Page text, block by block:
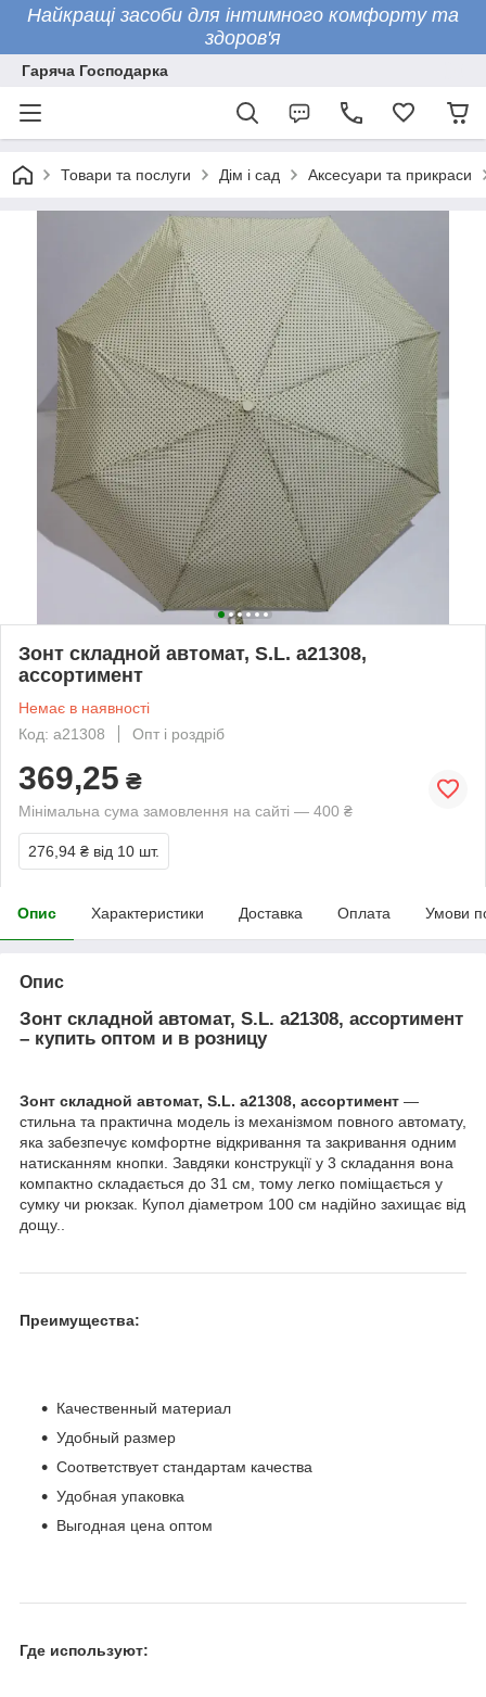
Найкращі засоби для інтимного комфорту та
здоров'я
Гаряча Господарка
Товари та послуги Дім і сад Аксесуари та прикраси
Зонт складной автомат, S.L. а21308,
ассортимент
Немає в наявності
Код: а21308
Опт і роздріб
369,25 ₴
Мінімальна сума замовлення на сайті — 400 ₴
276,94 ₴ від 10 шт.
Опис Характеристики Доставка Оплата Умови
Опис
Зонт складной автомат, S.L. а21308, ассортимент
– купить оптом и в розницу
Зонт складной автомат, S.L. а21308, ассортимент —
стильна та практична модель із механізмом повного автомату,
яка забезпечує комфортне відкривання та закривання одним
натисканням кнопки. Завдяки конструкції у 3 складання вона
компактно складається до 31 см, тому легко поміщається у
сумку чи рюкзак. Купол діаметром 100 см надійно захищає від
дощу..
Преимущества:
Качественный материал
Удобный размер
Соответствует стандартам качества
Удобная упаковка
Выгодная цена оптом
Где используют: